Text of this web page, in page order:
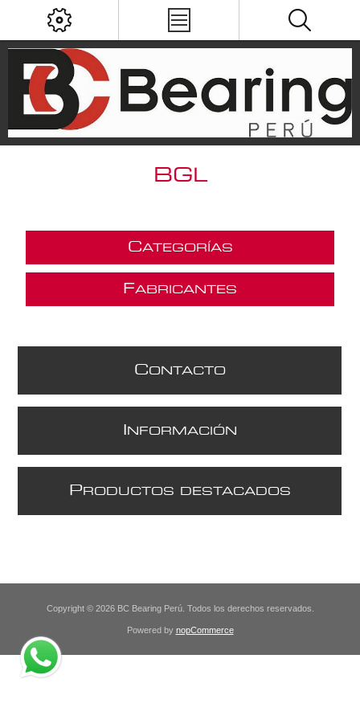
BGL
CATEGORÍAS
FABRICANTES
CONTACTO
NFORMACIÓN
PRODUCTOS DESTACADOS
Copyright © 2026 BC Bearing Perú. Todos los derechos reservados.
Powered by nopCommerce